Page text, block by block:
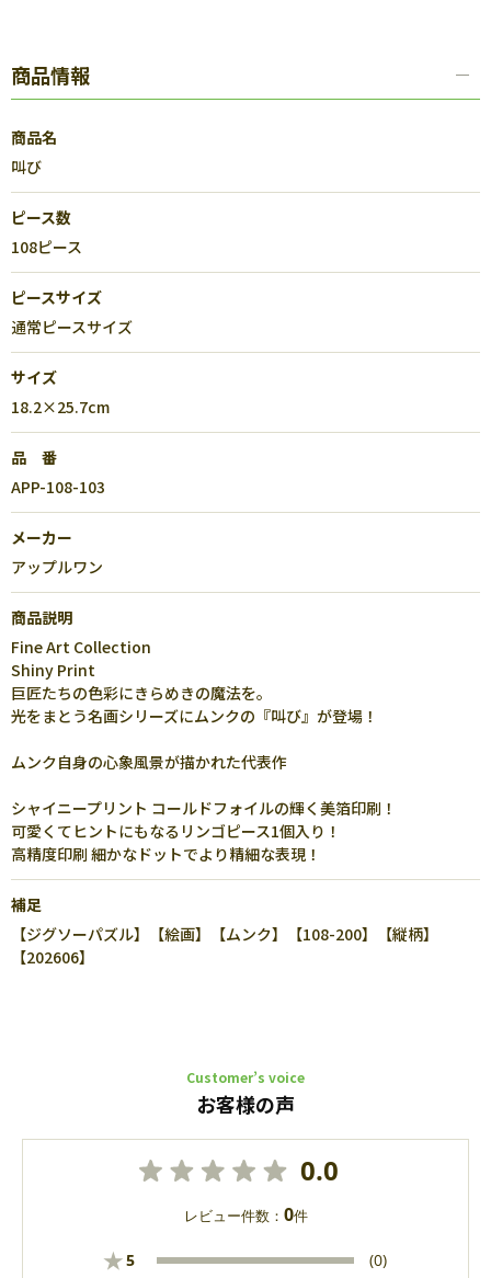
商品情報
商品名
叫び
ピース数
108ピース
ピースサイズ
通常ピースサイズ
サイズ
18.2×25.7cm
品 番
APP-108-103
メーカー
アップルワン
商品説明
Fine Art Collection
Shiny Print
巨匠たちの色彩にきらめきの魔法を。
光をまとう名画シリーズにムンクの『叫び』が登場！
ムンク自身の心象風景が描かれた代表作
シャイニープリント コールドフォイルの輝く美箔印刷！
可愛くてヒントにもなるリンゴピース1個入り！
高精度印刷 細かなドットでより精細な表現！
補足
【ジグソーパズル】【絵画】【ムンク】【108-200】【縦柄】
【202606】
Customer’s voice
お客様の声
0.0
レビュー件数： 0件
★5 (0)